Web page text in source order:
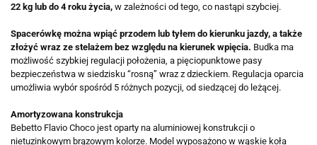
22 kg lub do 4 roku życia, w zależności od tego, co nastąpi szybciej.
Spacerówkę można wpiąć przodem lub tyłem do kierunku jazdy, a także
złożyć wraz ze stelażem bez względu na kierunek wpięcia. Budka ma
możliwość szybkiej regulacji położenia, a pięciopunktowe pasy
bezpieczeństwa w siedzisku “rosną” wraz z dzieckiem. Regulacja oparcia
umożliwia wybór spośród 5 różnych pozycji, od siedzącej do leżącej.
Amortyzowana konstrukcja
Bebetto Flavio Choco jest oparty na aluminiowej konstrukcji o
nietuzinkowym brązowym kolorze. Model wyposażono w wąskie koła